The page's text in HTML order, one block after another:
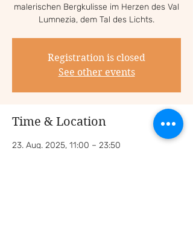
malerischen Bergkulisse im Herzen des Val
Lumnezia, dem Tal des Lichts.
Registration is closed
See other events
Time & Location
23. Aug. 2025, 11:00 – 23:50